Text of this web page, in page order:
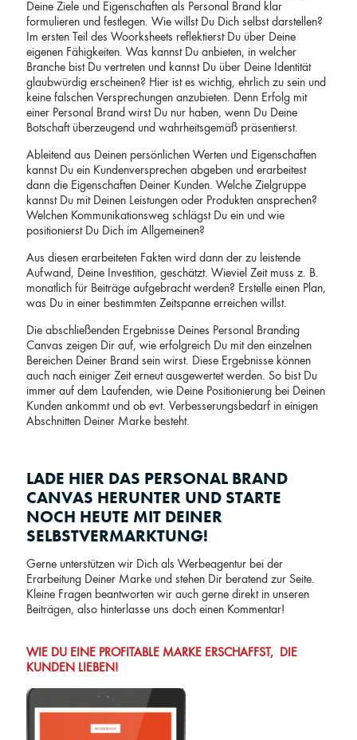
Deine Ziele und Eigenschaften als Personal Brand klar
formulieren und festlegen. Wie willst Du Dich selbst darstellen?
Im ersten Teil des Woorksheets reflektierst Du über Deine
eigenen Fähigkeiten. Was kannst Du anbieten, in welcher
Branche bist Du vertreten und kannst Du über Deine Identität
glaubwürdig erscheinen? Hier ist es wichtig, ehrlich zu sein und
keine falschen Versprechungen anzubieten. Denn Erfolg mit
einer Personal Brand wirst Du nur haben, wenn Du Deine
Botschaft überzeugend und wahrheitsgemäß präsentierst.
Ableitend aus Deinen persönlichen Werten und Eigenschaften
kannst Du ein Kundenversprechen abgeben und erarbeitest
dann die Eigenschaften Deiner Kunden. Welche Zielgruppe
kannst Du mit Deinen Leistungen oder Produkten ansprechen?
Welchen Kommunikationsweg schlägst Du ein und wie
positionierst Du Dich im Allgemeinen?
Aus diesen erarbeiteten Fakten wird dann der zu leistende
Aufwand, Deine Investition, geschätzt. Wieviel Zeit muss z. B.
monatlich für Beiträge aufgebracht werden? Erstelle einen Plan,
was Du in einer bestimmten Zeitspanne erreichen willst.
Die abschließenden Ergebnisse Deines Personal Branding
Canvas zeigen Dir auf, wie erfolgreich Du mit den einzelnen
Bereichen Deiner Brand sein wirst. Diese Ergebnisse können
auch nach einiger Zeit erneut ausgewertet werden. So bist Du
immer auf dem Laufenden, wie Deine Positionierung bei Deinen
Kunden ankommt und ob evt. Verbesserungsbedarf in einigen
Abschnitten Deiner Marke besteht.
LADE HIER DAS PERSONAL BRAND
CANVAS HERUNTER UND STARTE
NOCH HEUTE MIT DEINER
SELBSTVERMARKTUNG!
Gerne unterstützen wir Dich als Werbeagentur bei der
Erarbeitung Deiner Marke und stehen Dir beratend zur Seite.
Kleine Fragen beantworten wir auch gerne direkt in unseren
Beiträgen, also hinterlasse uns doch einen Kommentar!
WIE DU EINE PROFITABLE MARKE ERSCHAFFST,
DIE
KUNDEN LIEBEN!